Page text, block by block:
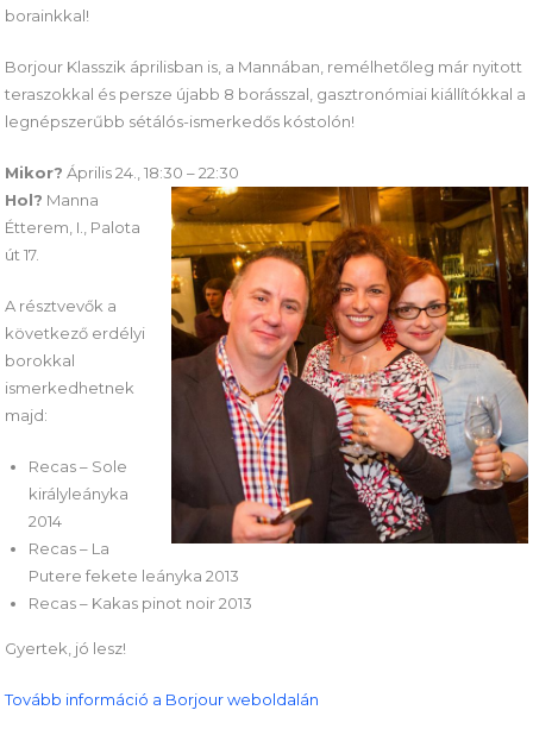
borainkkal!
Borjour Klasszik áprilisban is, a Mannában, remélhetőleg már nyitott
teraszokkal és persze újabb 8 borásszal, gasztronómiai kiállítókkal a
legnépszerűbb sétálós-ismerkedős kóstolón!
Mikor? Április 24., 18:30 – 22:30
Hol? Manna
Étterem, I., Palota
út 17.
A résztvevők a
következő erdélyi
borokkal
ismerkedhetnek
majd:
Recas – Sole
királyleányka
2014
Recas – La
Putere fekete leányka 2013
Recas – Kakas pinot noir 2013
Gyertek, jó lesz!
Tovább információ a Borjour weboldalán